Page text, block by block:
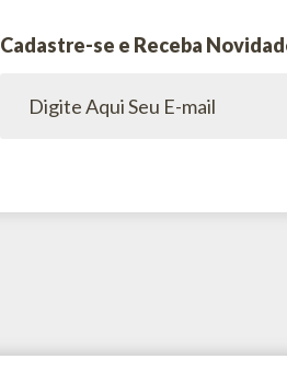
Cadastre-se e Receba